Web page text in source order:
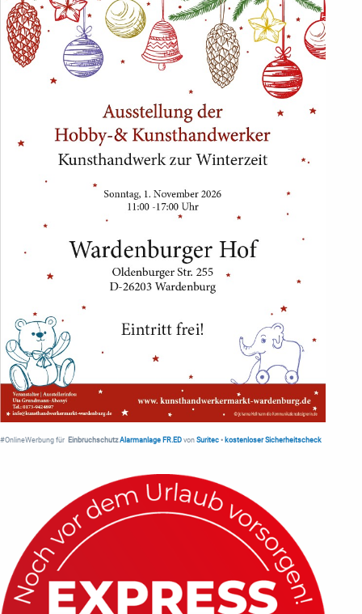
#OnlineWerbung für Einbruchschutz Alarmanlage FR.ED von Suritec • kostenloser Sicherheitscheck